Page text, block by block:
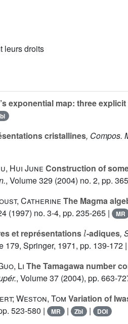
leurs droits
exponential map: three
cristallines, Compos.
Hui June Construction of
, Volume 329 (2004) no. 2, pp.
Catherine The Magma
(1997) no. 3-4, pp. 235-265 | MR
et représentations -adiques,
179, Springer, 1971, pp. 139-172 |
Li The Tamagawa number
, Volume 37 (2004), pp. 663-
Weston, Tom Variation of
523-580 | MR | Zbl | DOI